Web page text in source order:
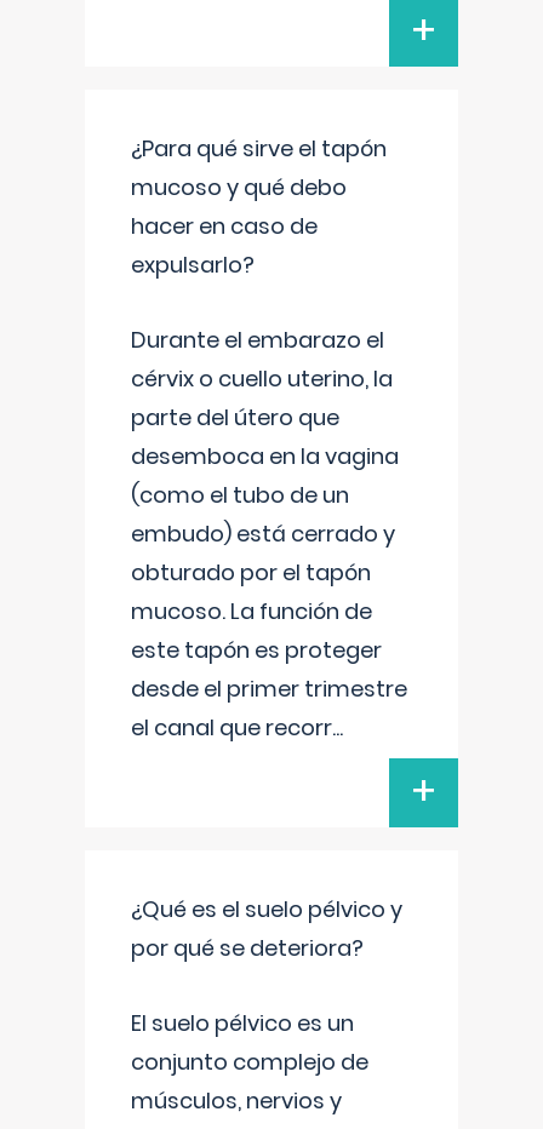
+
¿Para qué sirve el tapón
mucoso y qué debo
hacer en caso de
expulsarlo?
Durante el embarazo el
cérvix o cuello uterino, la
parte del útero que
desemboca en la vagina
(como el tubo de un
embudo) está cerrado y
obturado por el tapón
mucoso. La función de
este tapón es proteger
desde el primer trimestre
el canal que recorr...
+
¿Qué es el suelo pélvico y
por qué se deteriora?
El suelo pélvico es un
conjunto complejo de
músculos, nervios y